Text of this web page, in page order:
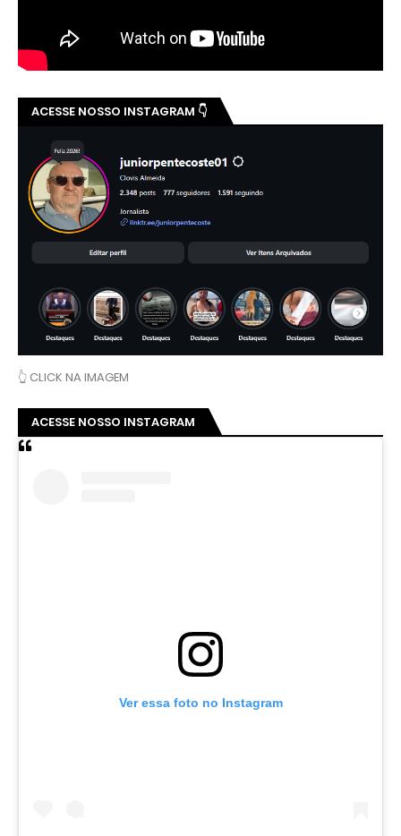
ACESSE NOSSO INSTAGRAM 👇
👆 CLICK NA IMAGEM
ACESSE NOSSO INSTAGRAM
Ver essa foto no Instagram